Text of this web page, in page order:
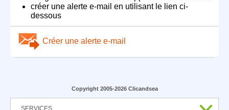
créer une alerte e-mail en utilisant le lien ci-
dessous
Créer une alerte e-mail
Copyright 2005-2026 Clicandsea
SERVICES